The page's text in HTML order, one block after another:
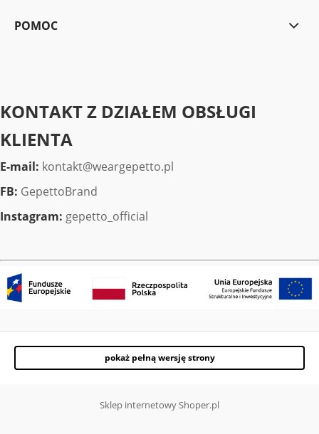
POMOC
KONTAKT Z DZIAŁEM OBSŁUGI
KLIENTA
E-mail: kontakt@weargepetto.pl
FB: GepettoBrand
Instagram: gepetto_official
pokaż pełną wersję strony
Sklep internetowy Shoper.pl